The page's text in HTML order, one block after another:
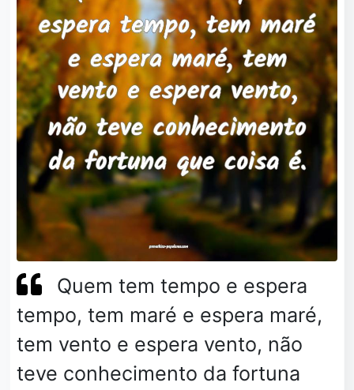
Quem tem tempo e espera
tempo, tem maré e espera maré,
tem vento e espera vento, não
teve conhecimento da fortuna